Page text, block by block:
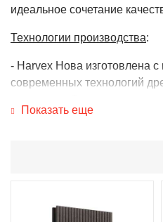
идеальное сочетание
Технологии производства:
- Harvex Нова изготовлена
современных технологий
до состояния муки, что
стабилизаторы и
Показать еще